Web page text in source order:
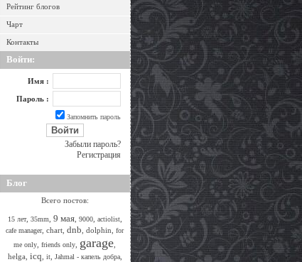
Рейтинг блогов
Чарт
Контакты
Войти:
Имя :
Пароль :
Запомнить пароль
Забыли пароль?
Регистрация
Блог
Всего постов:
15 лет, 35mm 9 мая, 9000, actiolist,
cafe manager, chart dnb dolphin
for
me only friends only garage
helga icq it, Jahmal - капель добра,